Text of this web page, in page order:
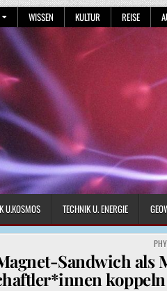
WISSEN KULTUR REISE
U.KOSMOS TECHNIK U. ENERGIE
IN
Sandwich als